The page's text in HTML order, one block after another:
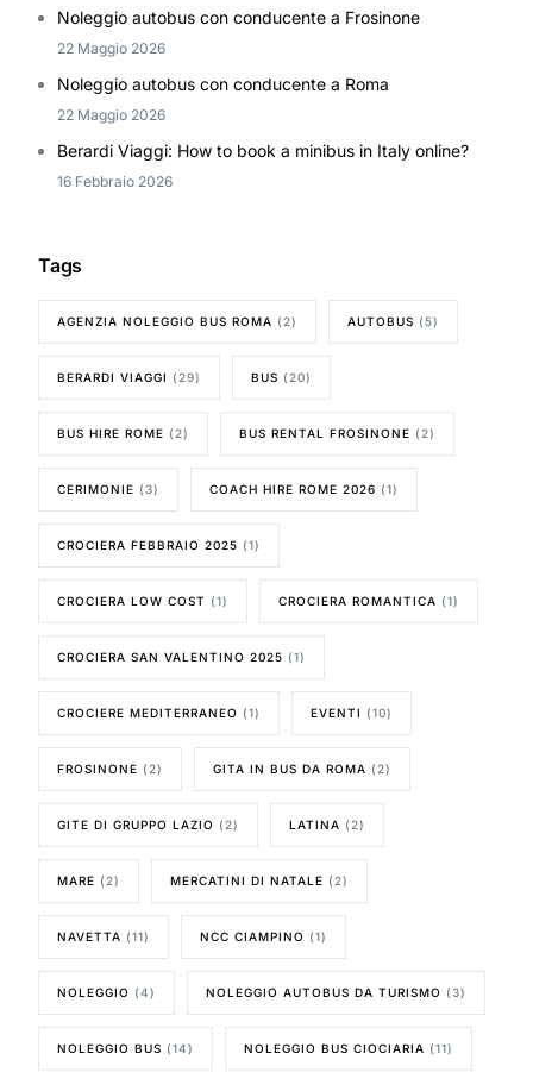
Noleggio autobus con conducente a Frosinone
22 Maggio 2026
Noleggio autobus con conducente a Roma
22 Maggio 2026
Berardi Viaggi: How to book a minibus in Italy online?
16 Febbraio 2026
Tags
AGENZIA NOLEGGIO BUS ROMA (2) AUTOBUS (5)
BERARDI VIAGGI (29) BUS (20)
BUS HIRE ROME (2) BUS RENTAL FROSINONE (2)
CERIMONIE (3) COACH HIRE ROME 2026 (1)
CROCIERA FEBBRAIO 2025 (1)
CROCIERA LOW COST (1) CROCIERA ROMANTICA (1)
CROCIERA SAN VALENTINO 2025 (1)
CROCIERE MEDITERRANEO (1) EVENTI (10)
FROSINONE (2) GITA IN BUS DA ROMA (2)
GITE DI GRUPPO LAZIO (2) LATINA (2)
MARE (2) MERCATINI DI NATALE (2)
NAVETTA (11) NCC CIAMPINO (1)
NOLEGGIO (4) NOLEGGIO AUTOBUS DA TURISMO (3)
NOLEGGIO BUS (14) NOLEGGIO BUS CIOCIARIA (11)